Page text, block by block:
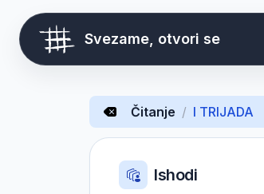
Svezame, otvori se
Čitanje / I TRIJADA
Ishodi